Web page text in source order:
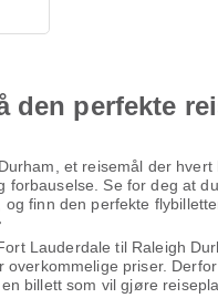
den perfekte
et reisemål der
Se for deg at
finn den perfekte
Lauderdale til Raleigh
priser.
billett som vil gjøre